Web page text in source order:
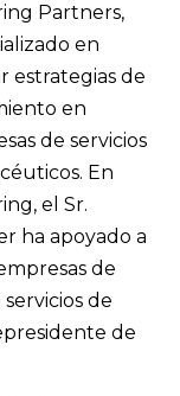
Partners,
en
estrategias de
en
de servicios
En
el Sr.
ha apoyado a
de
de
de